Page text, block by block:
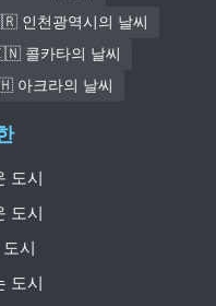
인천광역시의 날씨
콜카타의 날씨
아크라의 날씨
도시
도시
시
도시